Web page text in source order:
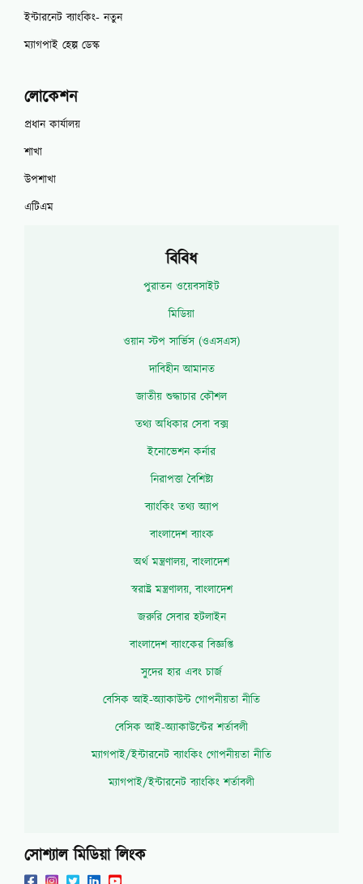
ইন্টারনেট ব্যাংকিং- নতুন
ম্যাগপাই হেল্প ডেস্ক
লোকেশন
প্রধান কার্যালয়
শাখা
উপশাখা
এটিএম
বিবিধ
পুরাতন ওয়েবসাইট
মিডিয়া
ওয়ান স্টপ সার্ভিস (ওএসএস)
দাবিহীন আমানত
জাতীয় শুদ্ধাচার কৌশল
তথ্য অধিকার সেবা বক্স
ইনোভেশন কর্নার
নিরাপত্তা বৈশিষ্ট্য
ব্যাংকিং তথ্য অ্যাপ
বাংলাদেশ ব্যাংক
অর্থ মন্ত্রণালয়, বাংলাদেশ
স্বরাষ্ট্র মন্ত্রণালয়, বাংলাদেশ
জরুরি সেবার হটলাইন
বাংলাদেশ ব্যাংকের বিজ্ঞপ্তি
সুদের হার এবং চার্জ
বেসিক আই-অ্যাকাউন্ট গোপনীয়তা নীতি
বেসিক আই-অ্যাকাউন্টের শর্তাবলী
ম্যাগপাই/ইন্টারনেট ব্যাংকিং গোপনীয়তা নীতি
ম্যাগপাই/ইন্টারনেট ব্যাংকিং শর্তাবলী
সোশ্যাল মিডিয়া লিংক